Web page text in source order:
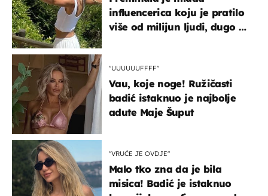
influencerica koju je pratilo
više od milijun ljudi, dugo se
"UUUUUUFFFF"
Vau, koje noge! Ružičasti
badić istaknuo je najbolje
adute Maje Šuput
"VRUĆE JE OVDJE"
Malo tko zna da je bila
misica! Badić je istaknuo